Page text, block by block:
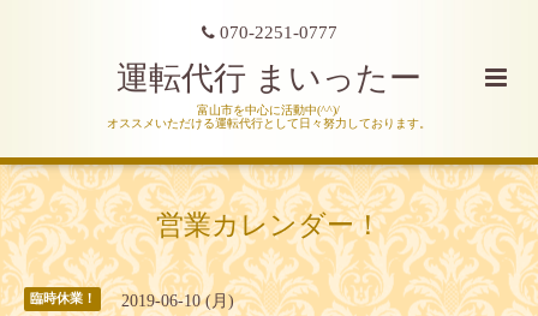
070-2251-0777
運転代行 まいったー
富山市を中心に活動中(^^)/
オススメいただける運転代行として日々努力しております。
営業カレンダー！
臨時休業！ 2019-06-10 (月)